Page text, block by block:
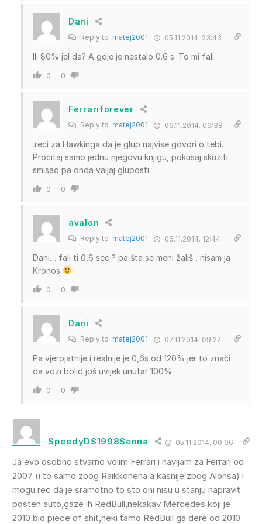
Dani
Reply to matej2001 05.11.2014. 23:43
Ili 80% jel da? A gdje je nestalo 0.6 s. To mi fali.
0 0
Ferrariforever
Reply to matej2001 06.11.2014. 06:38
.reci za Hawkinga da je glup najvise govori o tebi.
Procitaj samo jednu njegovu knjigu, pokusaj skuziti
smisao pa onda valjaj gluposti.
0 0
avalon
Reply to matej2001 06.11.2014. 12:44
Dani… fali ti 0,6 sec ? pa šta se meni žališ , nisam ja
Kronos
0 0
Dani
Reply to matej2001 07.11.2014. 09:22
Pa vjerojatnije i realnije je 0,6s od 120% jer to znači
da vozi bolid još uvijek unutar 100%.
0 0
SpeedyDS1998Senna 05.11.2014. 00:06
Ja evo osobno stvarno volim Ferrari i navijam za Ferrari od
2007 (i to samo zbog Raikkonena a kasnije zbog Alonsa) i
mogu rec da je sramotno to sto oni nisu u stanju napravit
posten auto,gaze ih RedBull,nekakav Mercedes koji je
2010 bio piece of shit,neki tamo RedBull ga dere od 2010